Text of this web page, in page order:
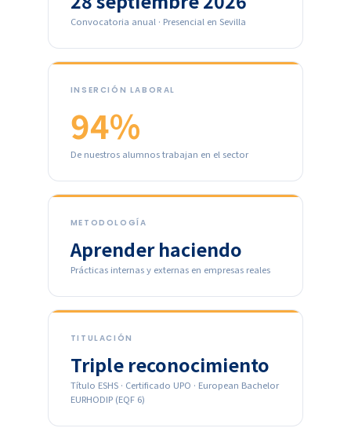
Convocatoria anual · Presencial en Sevilla
INSERCIÓN LABORAL
94%
De nuestros alumnos trabajan en el sector
METODOLOGÍA
Aprender haciendo
Prácticas internas y externas en empresas reales
TITULACIÓN
Triple reconocimiento
Título ESHS · Certificado UPO · European Bachelor
EURHODIP (EQF 6)